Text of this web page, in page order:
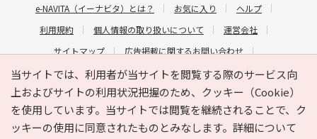
当サイトでは、利用者が当サイトを閲覧する際のサービス向
上およびサイトの利用状況把握のため、クッキー（Cookie）
を使用しています。当サイトでは閲覧を継続されることで、ク
ッキーの使用に同意されたものとみなします。詳細について
e-NAVITA（イーナビタ）とは？ お気に入り
ヘルプ
利用規約
個人情報の取り扱いについて
運営会社
サイトマップ
広告掲載に関するお問い合わせ
サイトの内容に関するお問い合わせ